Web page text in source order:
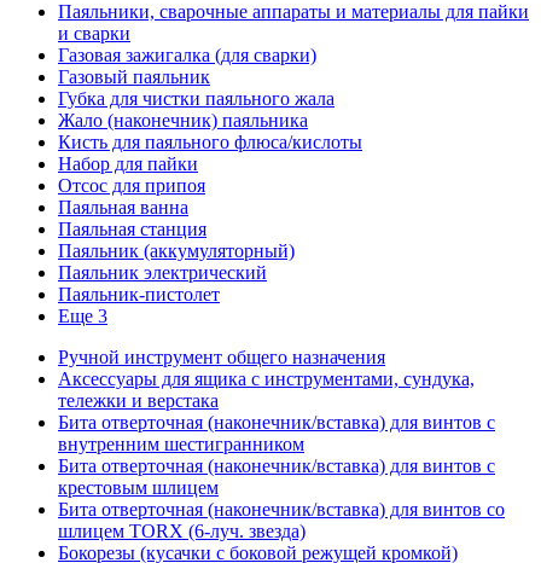
Паяльники, сварочные аппараты и материалы для пайки
и сварки
Газовая зажигалка (для сварки)
Газовый паяльник
Губка для чистки паяльного жала
Жало (наконечник) паяльника
Кисть для паяльного флюса/кислоты
Набор для пайки
Отсос для припоя
Паяльная ванна
Паяльная станция
Паяльник (аккумуляторный)
Паяльник электрический
Паяльник-пистолет
Еще 3
Ручной инструмент общего назначения
Аксессуары для ящика с инструментами, сундука,
тележки и верстака
Бита отверточная (наконечник/вставка) для винтов с
внутренним шестигранником
Бита отверточная (наконечник/вставка) для винтов с
крестовым шлицем
Бита отверточная (наконечник/вставка) для винтов со
шлицем TORX (6-луч. звезда)
Бокорезы (кусачки с боковой режущей кромкой)